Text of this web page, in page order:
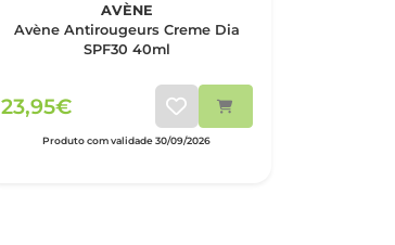
AVÈNE
Avène Antirougeurs Creme Dia
SPF30 40ml
23,95€
Produto com validade 30/09/2026